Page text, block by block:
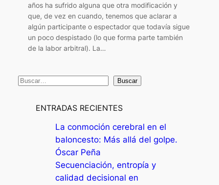
años ha sufrido alguna que otra modificación y
que, de vez en cuando, tenemos que aclarar a
algún participante o espectador que todavía sigue
un poco despistado (lo que forma parte también
de la labor arbitral). La…
B
Buscar
ENTRADAS RECIENTES
La conmoción cerebral en el
baloncesto: Más allá del golpe.
Óscar Peña
Secuenciación, entropía y
calidad decisional en